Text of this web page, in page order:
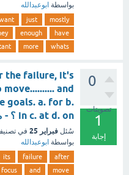
بواسطة ابوعبدالله
mostly
just
have
enough
whats
more
0
تصويتات
1
إجابة
the failure, it's
and
goals. a. for b.
in c. at d. on ؟ - مع الشرح
سُئل فبراير 25 في
بواسطة ابوعبدالله
after
failure
its
move
and
focus